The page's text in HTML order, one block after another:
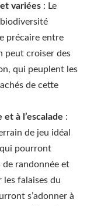
variées : Le
précaire entre
peut croiser des
qui peuplent les
de cette
à l’escalade :
de jeu idéal
pourront
randonnée et
les falaises du
s’adonner à